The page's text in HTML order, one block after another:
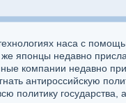
наса с
японцы недавно
компании недавно
антироссийскую
политику